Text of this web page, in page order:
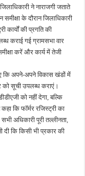
ने नाराजगी जताते
के दौरान जिलाधिकारी
कार्यों की प्रगति की
कराई गई ग्रामसभा वार
करें और कार्य में तेजी
कि अपने-अपने विकास खंडों में
सूची उपलब्ध कराएं।
को नहीं देगा, बल्कि
कि फॉर्मर रजिस्ट्री का
अधिकारी पूरी तल्लीनता,
दी कि किसी भी प्रकार की